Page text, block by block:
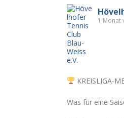
1 Monat
KREISLIGA-
Was für eine